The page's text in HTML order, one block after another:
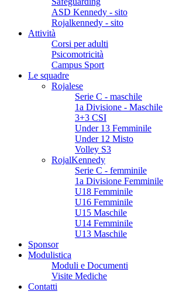
ASD Kennedy - sito
Rojalkennedy - sito
Attività
Corsi per adulti
Psicomotricità
Campus Sport
Le squadre
Rojalese
Serie C - maschile
1a Divisione - Maschile
3+3 CSI
Under 13 Femminile
Under 12 Misto
Volley S3
RojalKennedy
Serie C - femminile
1a Divisione Femminile
U18 Femminile
U16 Femminile
U15 Maschile
U14 Femminile
U13 Maschile
Sponsor
Modulistica
Moduli e Documenti
Visite Mediche
Contatti